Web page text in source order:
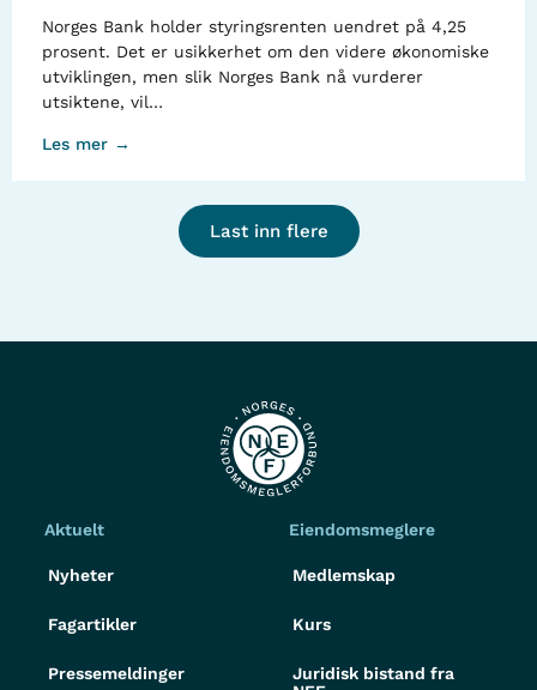
Norges Bank holder styringsrenten uendret på 4,25
prosent. Det er usikkerhet om den videre økonomiske
utviklingen, men slik Norges Bank nå vurderer
utsiktene, vil…
Les mer →
Last inn flere
Aktuelt
Nyheter
Fagartikler
Pressemeldinger
Eiendomsmeglere
Medlemskap
Kurs
Juridisk bistand fra